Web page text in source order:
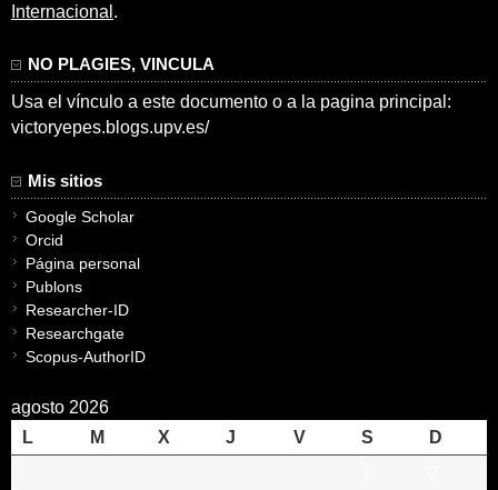
Internacional .
NO PLAGIES, VINCULA
Usa el vínculo a este documento o a la pagina principal:
victoryepes.blogs.upv.es/
Mis sitios
Google Scholar
Orcid
Página personal
Publons
Researcher-ID
Researchgate
Scopus-AuthorID
agosto 2026
L
M X J V S
D